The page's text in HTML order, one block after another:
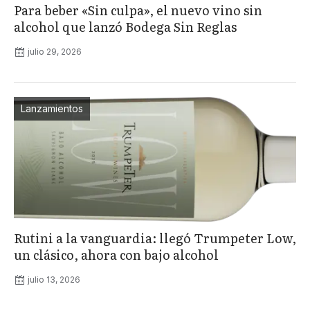
Para beber «Sin culpa», el nuevo vino sin
alcohol que lanzó Bodega Sin Reglas
julio 29, 2026
Lanzamientos
Rutini a la vanguardia: llegó Trumpeter Low,
un clásico, ahora con bajo alcohol
julio 13, 2026